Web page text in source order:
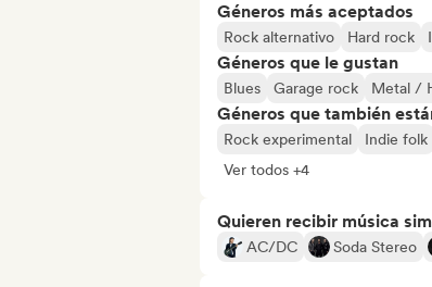
Géneros más aceptados
Rock alternativo Hard rock
Géneros que le gustan
Blues Garage rock Metal /
Géneros que también
Rock experimental Indie folk
Ver todos +4
Quieren recibir música
AC/DC Soda Stereo